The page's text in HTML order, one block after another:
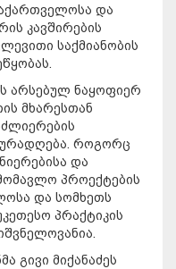
და
კავშირების
საქმიანობის
არსებულ ნაყოფიერ
მხარესთან
როგორც
და
პროექტების
და სომხეთს
პრაქტიკის
გივი მიქანაძეს